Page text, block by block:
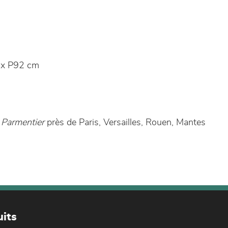
P92 cm
près de Paris, Versailles, Rouen, Mantes